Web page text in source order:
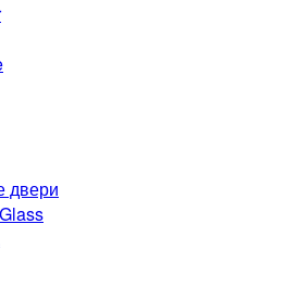
двери